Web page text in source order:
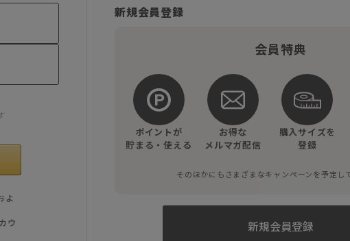
よ
ウ
新規会員登録
会員特典
ポイントが
貯まる・使える
お得な
メルマガ配信
購入サイズを
登録
そのほかにもさまざまなキャンペーンを予定し
新規会員登録